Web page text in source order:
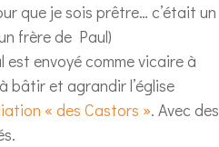
que je sois prêtre… c’était un
frère de Paul)
envoyé comme vicaire à
bâtir et agrandir l’église
« des Castors ». Avec des